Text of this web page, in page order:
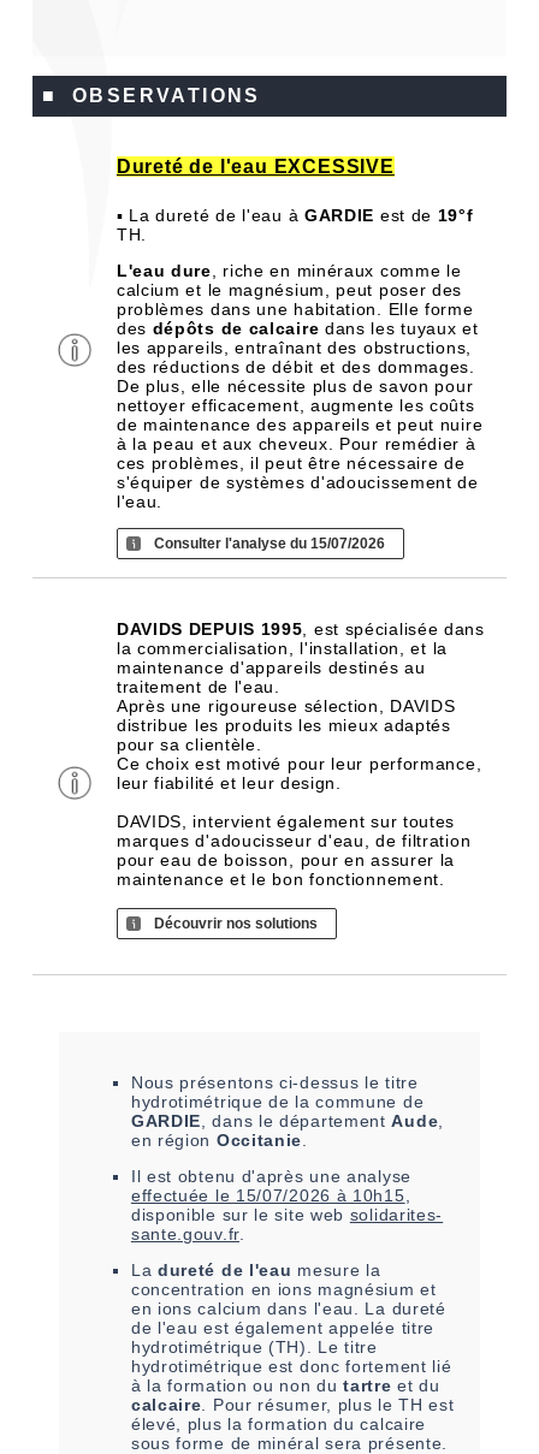
■ OBSERVATIONS
Dureté de l'eau EXCESSIVE
▪ La dureté de l'eau à GARDIE est de 19°f
TH.
L'eau dure , riche en minéraux comme le
calcium et le magnésium, peut poser des
problèmes dans une habitation. Elle forme
des dépôts de calcaire dans les tuyaux et
les appareils, entraînant des obstructions,
des réductions de débit et des dommages.
De plus, elle nécessite plus de savon pour
nettoyer efficacement, augmente les coûts
de maintenance des appareils et peut nuire
à la peau et aux cheveux. Pour remédier à
ces problèmes, il peut être nécessaire de
s'équiper de systèmes d'adoucissement de
l'eau.
Consulter l'analyse du 15/07/2026
DAVIDS DEPUIS 1995 , est spécialisée dans
la commercialisation, l'installation, et la
maintenance d'appareils destinés au
traitement de l'eau.
Après une rigoureuse sélection, DAVIDS
distribue les produits les mieux adaptés
pour sa clientèle.
Ce choix est motivé pour leur performance,
leur fiabilité et leur design.
DAVIDS, intervient également sur toutes
marques d'adoucisseur d'eau, de filtration
pour eau de boisson, pour en assurer la
maintenance et le bon fonctionnement.
Découvrir nos solutions
Nous présentons ci-dessus le titre
hydrotimétrique de la commune de
GARDIE , dans le départementAude
en région Occitanie
Il est obtenu d'après une analyse
effectuée le 15/07/2026 à 10h15
disponible sur le site web solidarites-
sante.gouv.fr.
La dureté de l'eau mesure la
concentration en ions magnésium et
en ions calcium dans l'eau. La dureté
de l'eau est également appelée titre
hydrotimétrique (TH). Le titre
hydrotimétrique est donc fortement lié
à la formation ou non dutartre et du
calcaire . Pour résumer, plus le TH est
élevé, plus la formation du calcaire
sous forme de minéral sera présente.